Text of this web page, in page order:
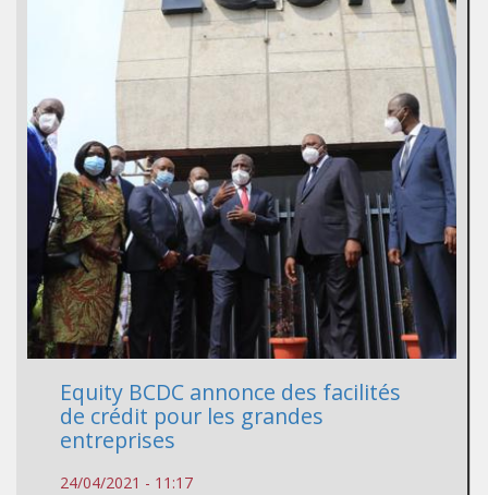
Equity BCDC annonce des facilités
de crédit pour les grandes
entreprises
24/04/2021 - 11:17